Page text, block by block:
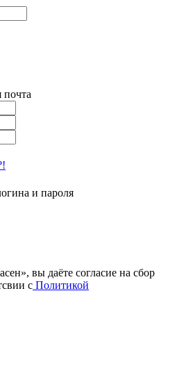
почта
и пароля
вы даёте cогласие на сбор
с Политикой